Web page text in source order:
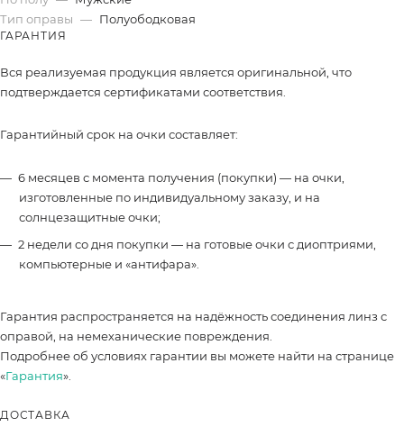
Тип оправы — Полуободковая
ГАРАНТИЯ
Вся реализуемая продукция является оригинальной, что
подтверждается сертификатами соответствия.
Гарантийный срок на очки составляет:
6 месяцев с момента получения (покупки) — на очки,
изготовленные по индивидуальному заказу, и на
солнцезащитные очки;
2 недели со дня покупки — на готовые очки с диоптриями,
компьютерные и «антифара».
Гарантия распространяется на надёжность соединения линз с
оправой, на немеханические повреждения.
Подробнее об условиях гарантии вы можете найти на странице
«Гарантия».
ДОСТАВКА